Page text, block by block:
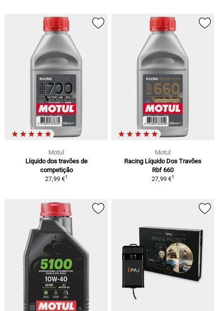
Motul
Líquido dos travões de
competição
27,99 €1
Motul
Racing Líquido Dos Travões
Rbf 660
27,99 €1